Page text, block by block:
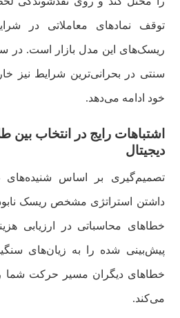
توقف نمادهای معاملاتی در
ریسک‌های این مدل بازار است. در
سنتی در بحرانی‌ترین شرایط نیز
خود ادامه می‌دهد.
اشتباهات رایج در انتخاب
دیجیتال
تصمیم‌گیری بر اساس شنیده‌های
داشتن استراتژی مشخص ریسک
خطاهای محاسباتی در ارزیابی
پیش‌بینی شده را به زیان‌های
خطاهای دیگران مسیر حرکت شما
می‌کند.